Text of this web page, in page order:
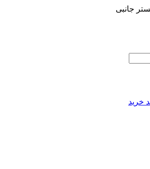
جانبی
خرید